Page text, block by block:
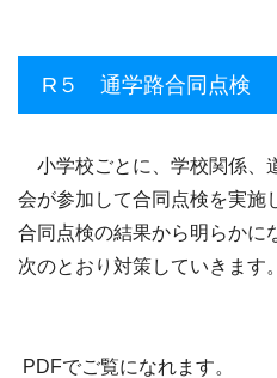
R５ 通学路合同点検
小学校ごとに、学校関係、
会が参加して合同点検を実施
合同点検の結果から明らかに
次のとおり対策していきます。
PDFでご覧になれます。